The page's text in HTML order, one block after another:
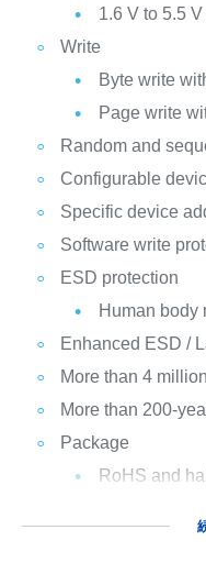
1.6 V to 5.5 V
Write
Byte write
Page write
Random and
Configurable
Specific device
Software write
ESD protection
Human body
Enhanced ESD /
More than 4
More than 200-
Package
RoHS and